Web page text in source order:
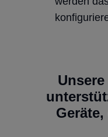
Geräte,